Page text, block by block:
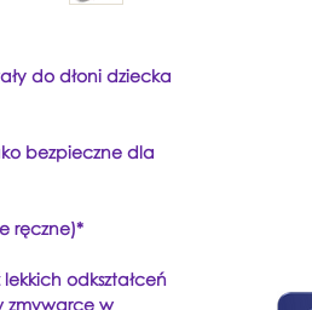
do ​​dłoni dziecka
bezpieczne dla
ręczne)*
odkształceń
zmywarce w